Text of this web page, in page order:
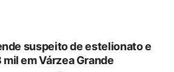
suspeito de estelionato e
mil em Várzea Grande